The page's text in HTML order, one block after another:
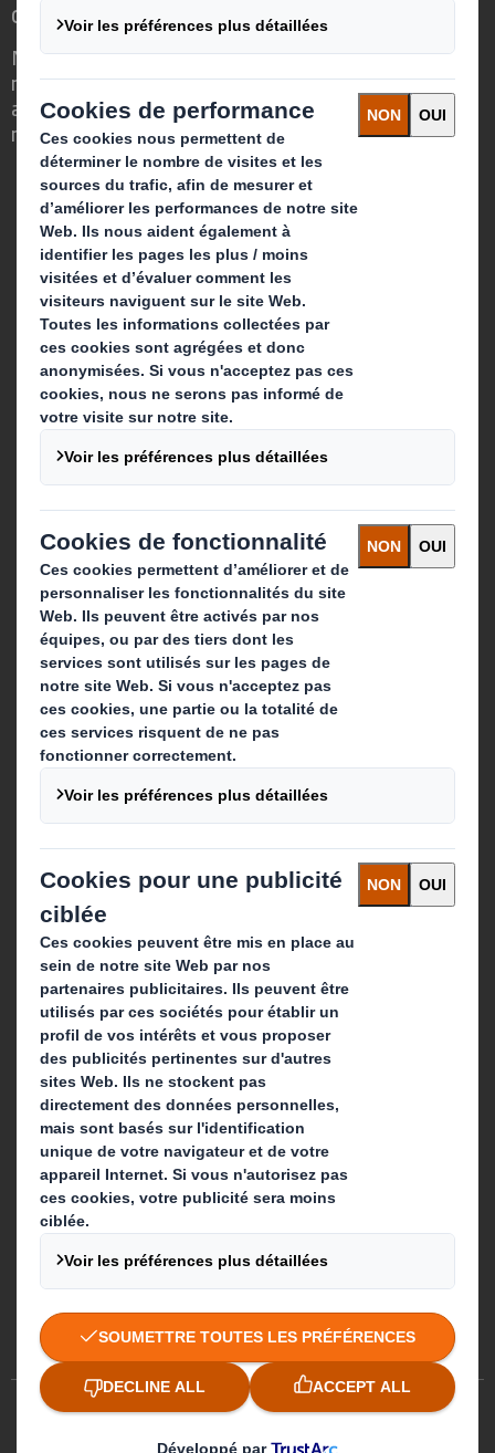
change
Nous faisons la différence parce que
nous avons su voir en quoi l'emballage
avait un rôle important à jouer dans le
monde qui nous entoure.
Qui sommes-nous ?
A propos
Investisseurs
Développement durable
Actualité
Carrière
Que faisons-nous ?
Solutions d'emballage
Produits de papier
Services de recyclage
Contact
Nos implantations
Contactez-nous
Suivez-nous
Préférences de cookies Egalité professionnelle
Plan du site
Politique des cookies Politiques de confidentialité